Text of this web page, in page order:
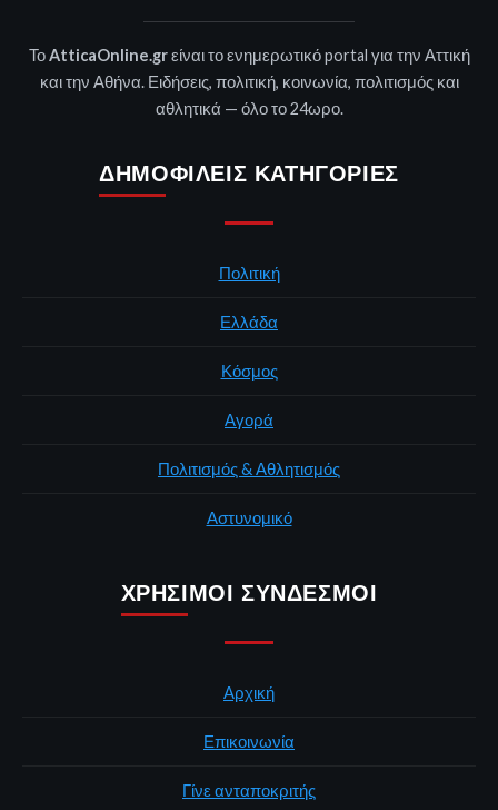
ΤοAtticaOnline.grείναι το ενημερωτικό portal για την Αττική
και την Αθήνα. Ειδήσεις, πολιτική, κοινωνία, πολιτισμός και
αθλητικά — όλο το 24ωρο.
ΔΗΜΟΦΙΛΕΊΣ ΚΑΤΗΓΟΡΊΕΣ
Πολιτική
Ελλάδα
Κόσμος
Αγορά
Πολιτισμός & Αθλητισμός
Αστυνομικό
ΧΡΉΣΙΜΟΙ ΣΎΝΔΕΣΜΟΙ
Αρχική
Επικοινωνία
Γίνε ανταποκριτής